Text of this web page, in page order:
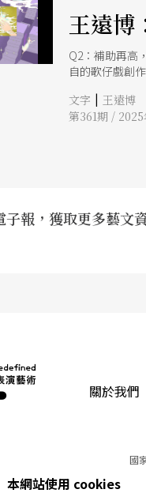
王遠博
Q2：補助再高
自的歌仔戲創
文字 | 王遠博
第361期 / 2025
報，獲取更多藝文
關於我們
國
本網站使用 cookies